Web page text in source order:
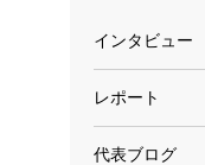
インタビュー
レポート
代表ブログ